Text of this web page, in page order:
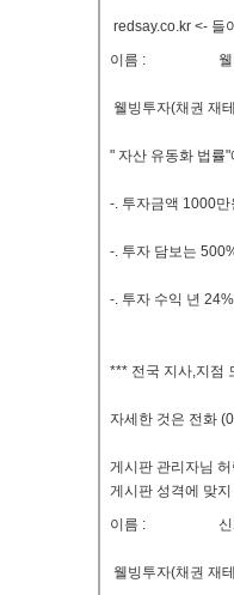
redsay.co.kr <- 들
이름 :
웰빙투자(채권 재
" 자산 유동화 법률
-. 투자금액 1000만
-. 투자 담보는
-. 투자 수익 년
*** 전국 지사,지점
자세한 것은 전화
게시판 관리자님
게시판 성격에 맞
이름 :
웰빙투자(채권 재